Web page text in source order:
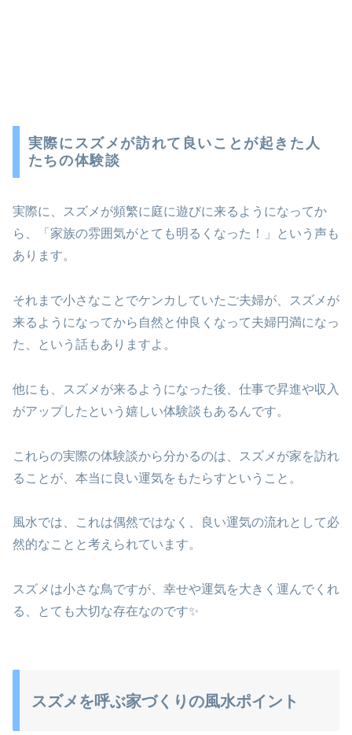
実際にスズメが訪れて良いことが起きた人
たちの体験談
実際に、スズメが頻繁に庭に遊びに来るようになってか
ら、「家族の雰囲気がとても明るくなった！」という声も
あります。
それまで小さなことでケンカしていたご夫婦が、スズメが
来るようになってから自然と仲良くなって夫婦円満になっ
た、という話もありますよ。
他にも、スズメが来るようになった後、仕事で昇進や収入
がアップしたという嬉しい体験談もあるんです。
これらの実際の体験談から分かるのは、スズメが家を訪れ
ることが、本当に良い運気をもたらすということ。
風水では、これは偶然ではなく、良い運気の流れとして必
然的なことと考えられています。
スズメは小さな鳥ですが、幸せや運気を大きく運んでくれ
る、とても大切な存在なのです✨
スズメを呼ぶ家づくりの風水ポイント